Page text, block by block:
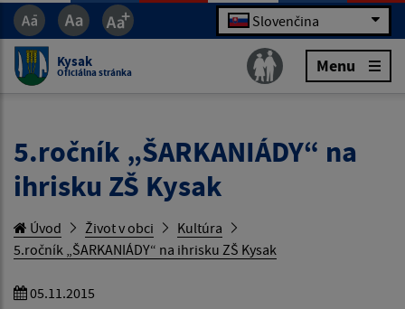
Slovenčina
Kysak
Oficiálna stránka Menu
5.ročník „ŠARKANIÁDY“ na
ihrisku ZŠ Kysak
Úvod Život v obci
Kultúra
5.ročník „ŠARKANIÁDY“ na ihrisku ZŠ Kysak
05.11.2015